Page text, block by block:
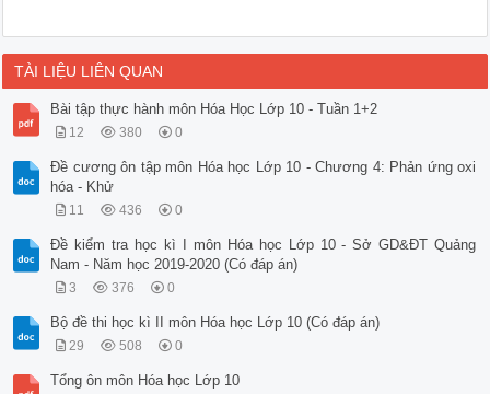
TÀI LIỆU LIÊN QUAN
Bài tập thực hành môn Hóa Học Lớp 10 - Tuần 1+2
12 380 0
Đề cương ôn tập môn Hóa học Lớp 10 - Chương 4: Phản ứng oxi
hóa - Khử
11 436 0
Đề kiểm tra học kì I môn Hóa học Lớp 10 - Sở GD&ĐT Quảng
Nam - Năm học 2019-2020 (Có đáp án)
3 376 0
Bộ đề thi học kì II môn Hóa học Lớp 10 (Có đáp án)
29 508 0
Tổng ôn môn Hóa học Lớp 10